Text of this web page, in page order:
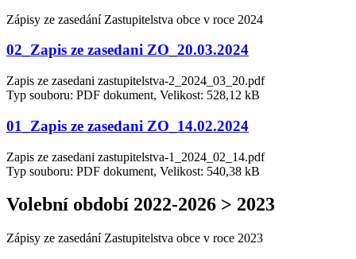
Zápisy ze zasedání Zastupitelstva obce v roce 2024
02_Zapis ze zasedani ZO_20.03.2024
Zapis ze zasedani zastupitelstva-2_2024_03_20.pdf
Typ souboru: PDF dokument, Velikost: 528,12 kB
01_Zapis ze zasedani ZO_14.02.2024
Zapis ze zasedani zastupitelstva-1_2024_02_14.pdf
Typ souboru: PDF dokument, Velikost: 540,38 kB
Volební období 2022-2026 > 2023
Zápisy ze zasedání Zastupitelstva obce v roce 2023